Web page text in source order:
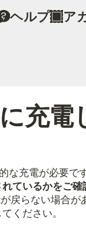
ヘルプ ア
充電
な充電が必要です
ているかをご確
戻らない場合が
ください。